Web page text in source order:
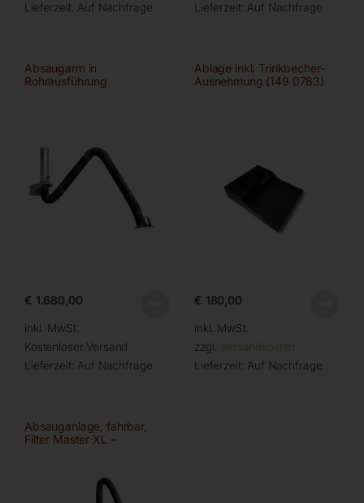
Lieferzeit: Auf Nachfrage
Lieferzeit: Auf Nachfrage
Absaugarm in
Rohrausführung
€ 1.680,00
inkl. MwSt.
Kostenloser Versand
Lieferzeit: Auf Nachfrage
Ablage inkl. Trinkbecher-
Ausnehmung (149 0783)
€ 180,00
inkl. MwSt.
zzgl. Versandkosten
Lieferzeit: Auf Nachfrage
Absauganlage, fahrbar,
Filter Master XL –